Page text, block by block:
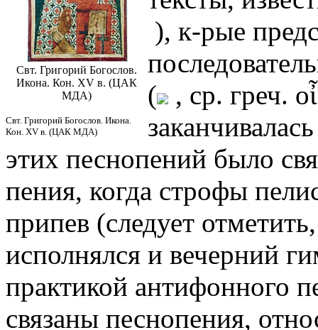
Свт. Григорий Богослов.
Икона. Кон. XV в. (ЦАК
МДА)
Свт. Григорий Богослов. Икона.
Кон. XV в. (ЦАК МДА)
), к-рые
(
, ср. греч.
этих песнопений было
пения, когда строфы
припев (следует
исполнялся и вечерний
практикой антифонного
связаны песнопения,